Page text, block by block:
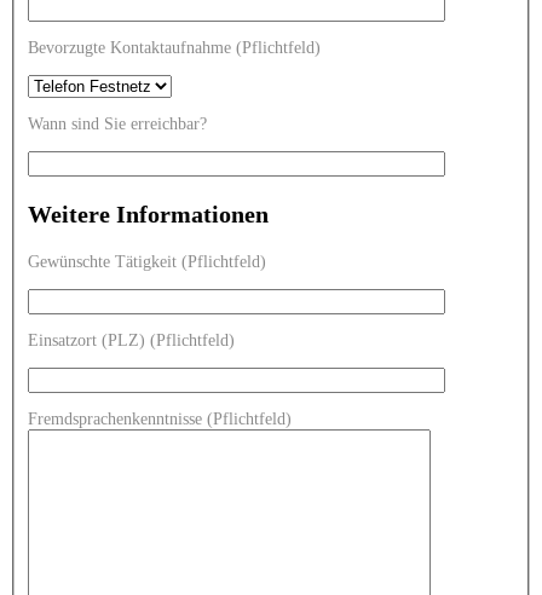
Bevorzugte Kontaktaufnahme (Pflichtfeld)
Wann sind Sie erreichbar?
Weitere Informationen
Gewünschte Tätigkeit (Pflichtfeld)
Einsatzort (PLZ) (Pflichtfeld)
Fremdsprachenkenntnisse (Pflichtfeld)